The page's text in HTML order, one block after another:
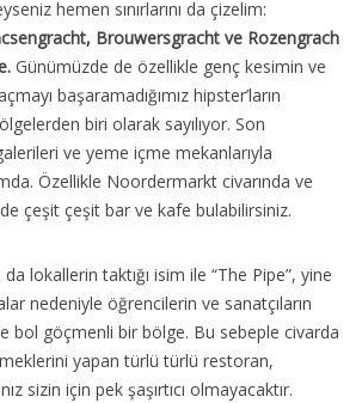
hemen sınırlarını da çizelim:
Brouwersgracht ve Rozengrach
Günümüzde de özellikle genç kesimin ve
başaramadığımız hipster’ların
biri olarak sayılıyor. Son
ve yeme içme mekanlarıyla
Özellikle Noordermarkt civarında ve
çeşit çeşit bar ve kafe bulabilirsiniz.
lokallerin taktığı isim ile “The Pipe”, yine
nedeniyle öğrencilerin ve sanatçıların
bol göçmenli bir bölge. Bu sebeple civarda
yapan türlü türlü restoran,
sizin için pek şaşırtıcı olmayacaktır.